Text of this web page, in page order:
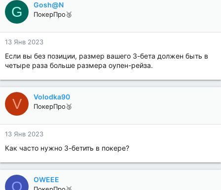
G Gosh@N
ПокерПро🥉
13 Янв 2023
Если вы без позиции, размер вашего 3-бета должен быть в
четыре раза больше размера оупен-рейза.
V Volodka90
ПокерПро🥉
13 Янв 2023
Как часто нужно 3-бетить в покере?
O OWEEE